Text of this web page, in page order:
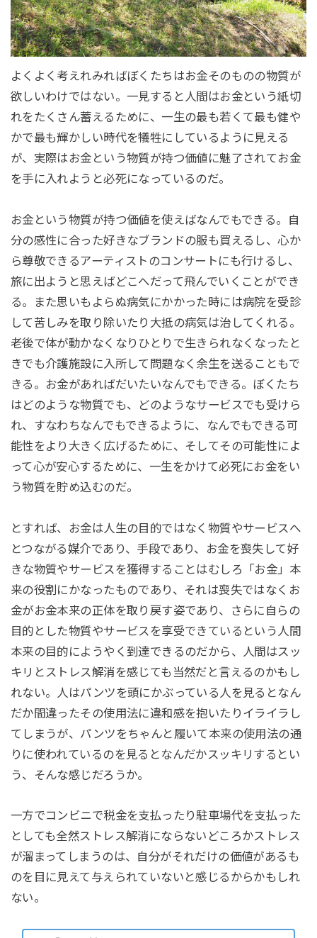
よくよく考えれみればぼくたちはお金そのものの物質が
欲しいわけではない。一見すると人間はお金という紙切
れをたくさん蓄えるために、一生の最も若くて最も健や
かで最も輝かしい時代を犠牲にしているように見える
が、実際はお金という物質が持つ価値に魅了されてお金
を手に入れようと必死になっているのだ。
お金という物質が持つ価値を使えばなんでもできる。自
分の感性に合った好きなブランドの服も買えるし、心か
ら尊敬できるアーティストのコンサートにも行けるし、
旅に出ようと思えばどこへだって飛んでいくことができ
る。また思いもよらぬ病気にかかった時には病院を受診
して苦しみを取り除いたり大抵の病気は治してくれる。
老後で体が動かなくなりひとりで生きられなくなったと
きでも介護施設に入所して問題なく余生を送ることもで
きる。お金があればだいたいなんでもできる。ぼくたち
はどのような物質でも、どのようなサービスでも受けら
れ、すなわちなんでもできるように、なんでもできる可
能性をより大きく広げるために、そしてその可能性によ
って心が安心するために、一生をかけて必死にお金をい
う物質を貯め込むのだ。
とすれば、お金は人生の目的ではなく物質やサービスへ
とつながる媒介であり、手段であり、お金を喪失して好
きな物質やサービスを獲得することはむしろ「お金」本
来の役割にかなったものであり、それは喪失ではなくお
金がお金本来の正体を取り戻す姿であり、さらに自らの
目的とした物質やサービスを享受できているという人間
本来の目的にようやく到達できるのだから、人間はスッ
キリとストレス解消を感じても当然だと言えるのかもし
れない。人はパンツを頭にかぶっている人を見るとなん
だか間違ったその使用法に違和感を抱いたりイライラし
てしまうが、パンツをちゃんと履いて本来の使用法の通
りに使われているのを見るとなんだかスッキリするとい
う、そんな感じだろうか。
一方でコンビニで税金を支払ったり駐車場代を支払った
としても全然ストレス解消にならないどころかストレス
が溜まってしまうのは、自分がそれだけの価値があるも
のを目に見えて与えられていないと感じるからかもしれ
ない。